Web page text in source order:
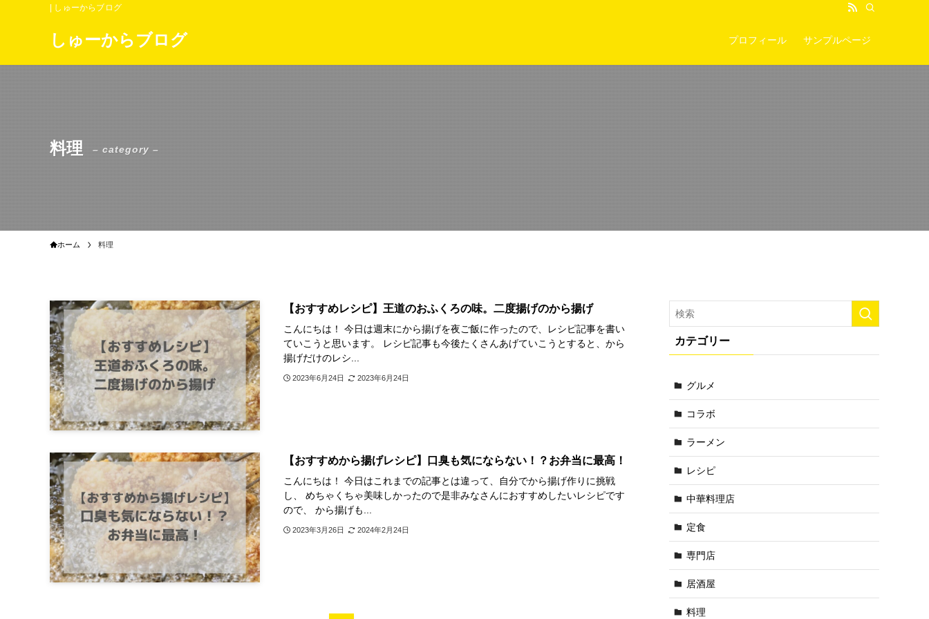
| しゅーからブログ
しゅーからブログ プロフィール サンプルページ
料理 – category –
ホーム 料理
【おすすめレシピ】王道のおふくろの味。二度揚げのから揚げ
こんにちは！ 今日は週末にから揚げを夜ご飯に作ったので、レシピ記事を書い
ていこうと思います。 レシピ記事も今後たくさんあげていこうとすると、から
揚げだけのレシ...
2023年6月24日 2023年6月24日
【おすすめから揚げレシピ】口臭も気にならない！？お弁当に最高！
こんにちは！ 今日はこれまでの記事とは違って、自分でから揚げ作りに挑戦
し、 めちゃくちゃ美味しかったので是非みなさんにおすすめしたいレシピです
ので、 から揚げも...
2023年3月26日 2024年2月24日
カテゴリー
グルメ
コラボ
ラーメン
レシピ
中華料理店
定食
専門店
居酒屋
料理